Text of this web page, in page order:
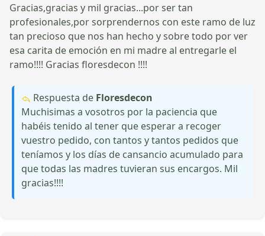
Gracias,gracias y mil gracias...por ser tan
profesionales,por sorprendernos con este ramo de luz
tan precioso que nos han hecho y sobre todo por ver
esa carita de emoción en mi madre al entregarle el
ramo!!!! Gracias floresdecon !!!!
Respuesta de Floresdecon
Muchisimas a vosotros por la paciencia que
habéis tenido al tener que esperar a recoger
vuestro pedido, con tantos y tantos pedidos que
teníamos y los días de cansancio acumulado para
que todas las madres tuvieran sus encargos. Mil
gracias!!!!